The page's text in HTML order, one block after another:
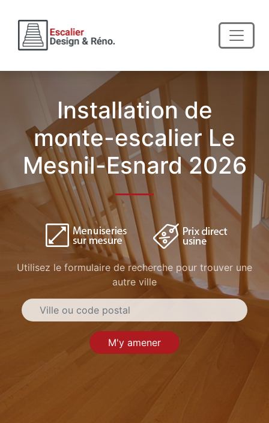
Installation de
monte-escalier Le
Mesnil-Esnard 2026
Utilisez le formulaire de recherche pour trouver une
autre ville
M'y amener